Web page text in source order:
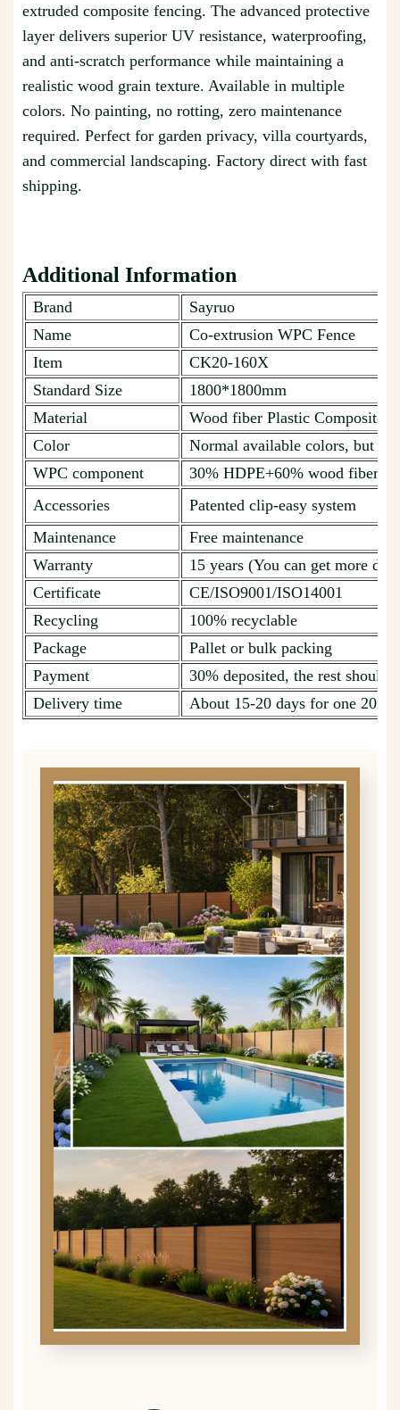
extruded composite fencing. The advanced protective
layer delivers superior UV resistance, waterproofing,
and anti-scratch performance while maintaining a
realistic wood grain texture. Available in multiple
colors. No painting, no rotting, zero maintenance
required. Perfect for garden privacy, villa courtyards,
and commercial landscaping. Factory direct with fast
shipping.
Additional Information
Brand
Sayruo
Name
Co-extrusion WPC Fence
Item
CK20-160X
Standard Size
1800*1800mm
Material
Wood fiber Plastic Composite
Color
Normal available colors, but
WPC component
30% HDPE+60% wood fiber +
Accessories
Patented clip-easy system
Maintenance
Free maintenance
Warranty
15 years (You can get more
Certificate
CE/ISO9001/ISO14001
Recycling
100% recyclable
Package
Pallet or bulk packing
Payment
30% deposited, the rest should
Delivery time
About 15-20 days for one 20ft